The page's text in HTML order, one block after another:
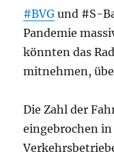
#BVG und #S-
Pandemie
könnten das
mitnehmen,
Die Zahl der
eingebrochen